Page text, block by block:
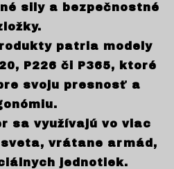
sily a bezpečnostné
patria modely
P226 či P365, ktoré
svoju presnosť a
sa využívajú vo viac
vrátane armád,
jednotiek.